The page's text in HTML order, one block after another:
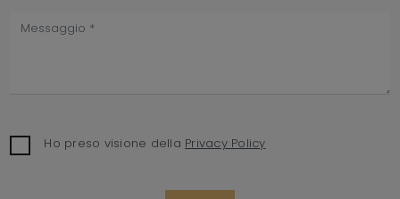
Ho preso visione della Privacy Policy